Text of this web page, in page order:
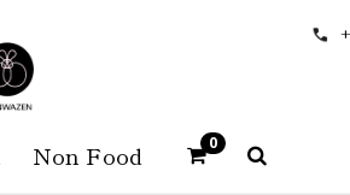
Non Food 0